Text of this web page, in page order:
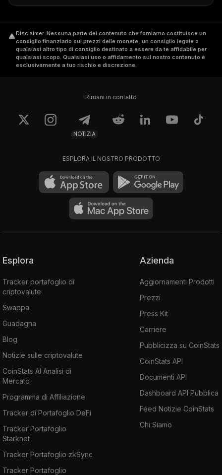
Disclaimer. Nessuna parte del contenuto che forniamo costituisce un
consiglio finanziario sui prezzi delle monete, un consiglio legale o
qualsiasi altro tipo di consiglio destinato a essere da te affidabile per
qualsiasi scopo. Qualsiasi uso o affidamento sul nostro contenuto è
esclusivamente a tuo rischio e discrezione.
Rimani in contatto
NOTIZIA
ESPLORA IL NOSTRO PRODOTTO
Esplora
Tracker portafoglio di
criptovalute
Swappa
Guadagna
Blog
Notizie sulle criptovalute
CoinStats AI Analisi di
Mercato
Programma di Affiliazione
Tracker di Portafoglio DeFi
Tracker Portafoglio
Starknet
Tracker Portafoglio zkSync
Tracker Portafoglio
Azienda
Aggiornamenti Prodotti
Prezzi
Press Kit
Carriere
Pubblicizza su CoinStats
CoinStats API
Documenti API
Dashboard API Pubblica
Feed Notizie CoinStats
Chi Siamo